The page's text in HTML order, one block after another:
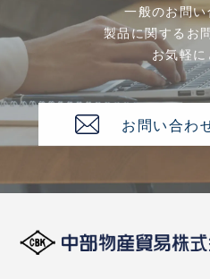
一般のお問
製品に関するお
お気軽
お問い合わ